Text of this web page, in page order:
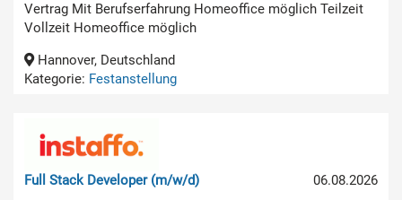
Vertrag Mit Berufserfahrung Homeoffice möglich Teilzeit
Vollzeit Homeoffice möglich
Hannover, Deutschland
Kategorie: Festanstellung
06.08.2026
Full Stack Developer (m/w/d)